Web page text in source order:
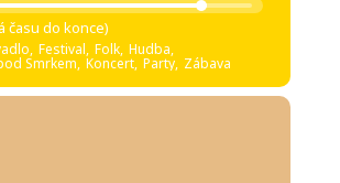
času do konce)
Festival, Folk, Hudba,
Smrkem, Koncert, Party, Zábava